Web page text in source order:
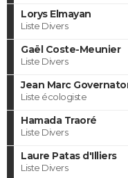
Lorys Elmayan
Liste Divers
Gaël Coste-Meunier
Liste Divers
Jean Marc
Liste écologiste
Hamada Traoré
Liste Divers
Laure Patas d'Illiers
Liste Divers